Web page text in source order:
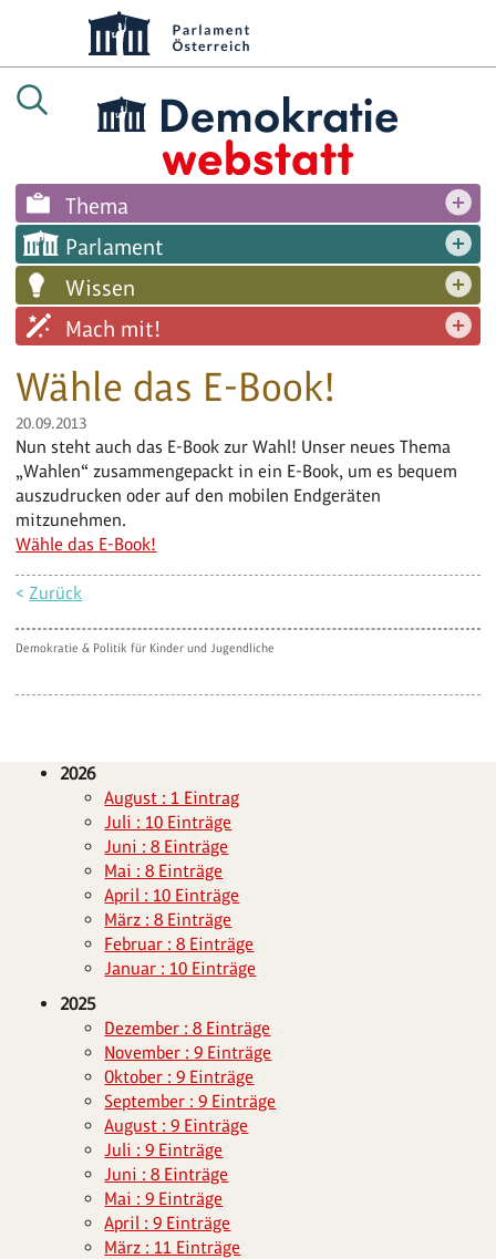
Thema
Parlament
Wissen
Mach mit!
Wähle das E-Book!
20.09.2013
Nun steht auch das E-Book zur Wahl! Unser neues Thema
„Wahlen“ zusammengepackt in ein E-Book, um es bequem
auszudrucken oder auf den mobilen Endgeräten
mitzunehmen.
Wähle das E-Book!
< Zurück
Demokratie & Politik für Kinder und Jugendliche
2026
August : 1 Eintrag
Juli : 10 Einträge
Juni : 8 Einträge
Mai : 8 Einträge
April : 10 Einträge
März : 8 Einträge
Februar : 8 Einträge
Januar : 10 Einträge
2025
Dezember : 8 Einträge
November : 9 Einträge
Oktober : 9 Einträge
September : 9 Einträge
August : 9 Einträge
Juli : 9 Einträge
Juni : 8 Einträge
Mai : 9 Einträge
April : 9 Einträge
März : 11 Einträge